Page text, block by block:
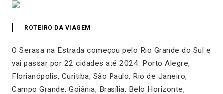
ROTEIRO DA VIAGEM
O Serasa na Estrada começou pelo Rio Grande do Sul e
vai passar por 22 cidades até 2024. Porto Alegre,
Florianópolis, Curitiba, São Paulo, Rio de Janeiro,
Campo Grande, Goiânia, Brasília, Belo Horizonte,